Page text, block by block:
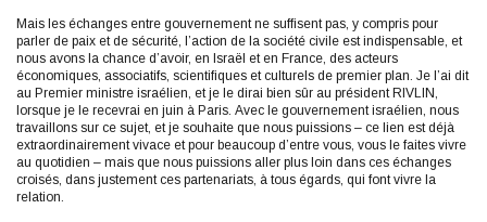
Mais les échanges entre gouvernement ne suffisent pas, y compris pour
parler de paix et de sécurité, l’action de la société civile est indispensable, et
nous avons la chance d’avoir, en Israël et en France, des acteurs
économiques, associatifs, scientifiques et culturels de premier plan. Je l’ai dit
au Premier ministre israélien, et je le dirai bien sûr au président RIVLIN,
lorsque je le recevrai en juin à Paris. Avec le gouvernement israélien, nous
travaillons sur ce sujet, et je souhaite que nous puissions – ce lien est déjà
extraordinairement vivace et pour beaucoup d’entre vous, vous le faites vivre
au quotidien – mais que nous puissions aller plus loin dans ces échanges
croisés, dans justement ces partenariats, à tous égards, qui font vivre la
relation.